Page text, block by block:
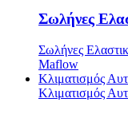
Σωλήνες
Σωλήνες
Maflow
Κλιματισμός
Κλιματισμός